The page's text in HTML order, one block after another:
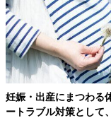
ローソンで今続々と
た。ぜひ、一度お試
(文：まり)
※記事内容でご紹介
があります。あらか
※記事の内容は記載
妊娠・出産にまつわる
ートラブル対策として